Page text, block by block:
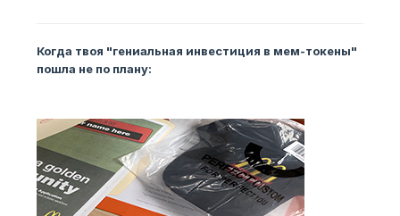
Когда твоя "гениальная инвестиция в мем-токены"
пошла не по плану: